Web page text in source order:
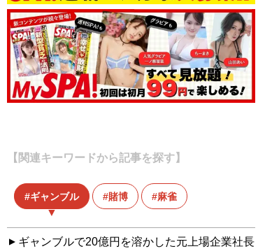
【関連キーワードから記事を探す】
ギャンブル 賭博 麻雀
ギャンブルで20億円を溶かした元上場企業社長